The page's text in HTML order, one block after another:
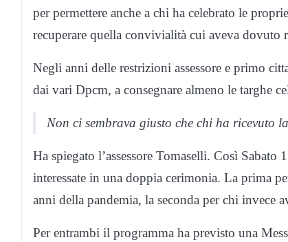
per permettere anche a chi ha celebrato le
recuperare quella convivialità cui aveva
Negli anni delle restrizioni assessore e primo
dai vari Dpcm, a consegnare almeno le targhe
Non ci sembrava giusto che chi ha ricevuto
Ha spiegato l’assessore Tomaselli. Così
interessate in una doppia cerimonia. La prima
anni della pandemia, la seconda per chi invece
Per entrambi il programma ha previsto una